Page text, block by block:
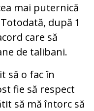
mai puternică
după 1
care să
de talibani.
să o fac în
fie să respect
să mă întorc să